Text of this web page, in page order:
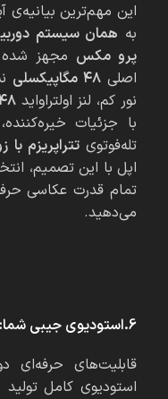
به همان سیستم
پرو مکس مجهز
اصلی۴۸ مگاپیکسلی
نور کم، لنز اولتراواید۴۸
با جزئیات
تله‌فوتویتتراپریزم با زوم
اپل با این تصمیم،
تمام قدرت عکاسی
می‌دهید.
6.استودیوی جیبی شما: از عکاسی تا سینمای سه‌بعدی
استودیوی کامل